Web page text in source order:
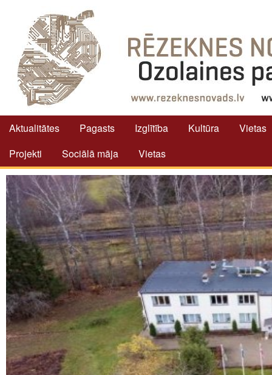
Aktualitātes Pagasts Izglītība Kultūra
Vietas
Projekti
Sociālā māja Vietas